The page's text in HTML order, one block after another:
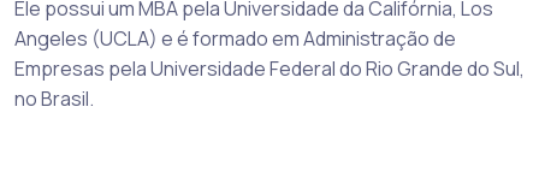
Ele possui um MBA pela Universidade da Califórnia, Los
Angeles (UCLA) e é formado em Administração de
Empresas pela Universidade Federal do Rio Grande do Sul,
no Brasil.